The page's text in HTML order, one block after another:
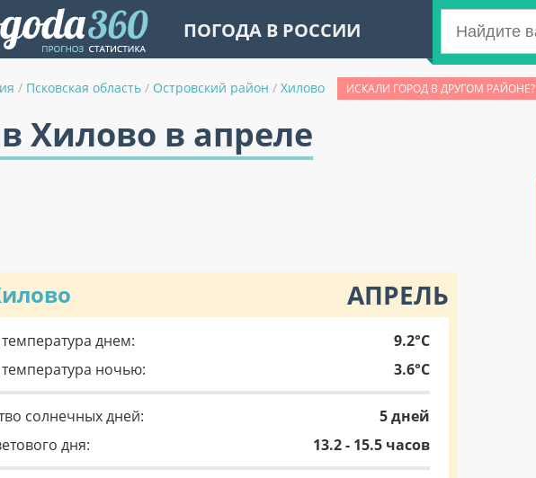
ПОГОДА В РОССИИ
/ Псковская область / Островский район / Хилово ИСКАЛИ ГОРОД В ДРУГОМ РАЙОНЕ?
Хилово в апреле
АПРЕЛЬ
днем:
9.2°C
ночью:
3.6°C
солнечных дней:
5 дней
дня:
13.2 - 15.5 часов